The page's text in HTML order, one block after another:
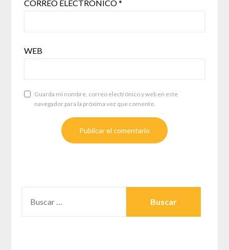
CORREO ELECTRÓNICO*
WEB
Guarda mi nombre, correo electrónico y web en este
navegador para la próxima vez que comente.